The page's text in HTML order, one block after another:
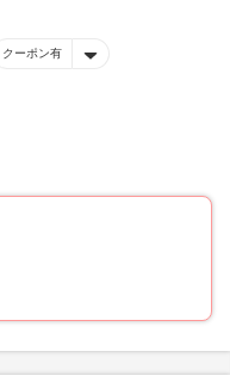
クーポン有